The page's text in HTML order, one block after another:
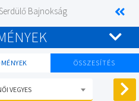
Bajnokság
ÖSSZESÍTÉS
VEGYES